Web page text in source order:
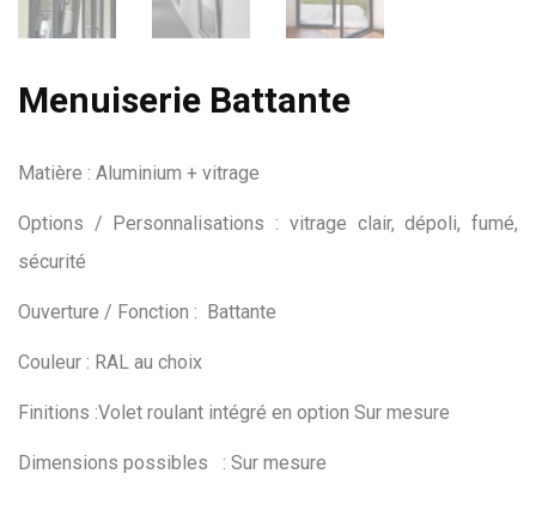
Menuiserie Battante
Matière : Aluminium + vitrage
Options / Personnalisations : vitrage clair, dépoli, fumé,
sécurité
Ouverture / Fonction : Battante
Couleur : RAL au choix
Finitions :Volet roulant intégré en option Sur mesure
Dimensions possibles : Sur mesure